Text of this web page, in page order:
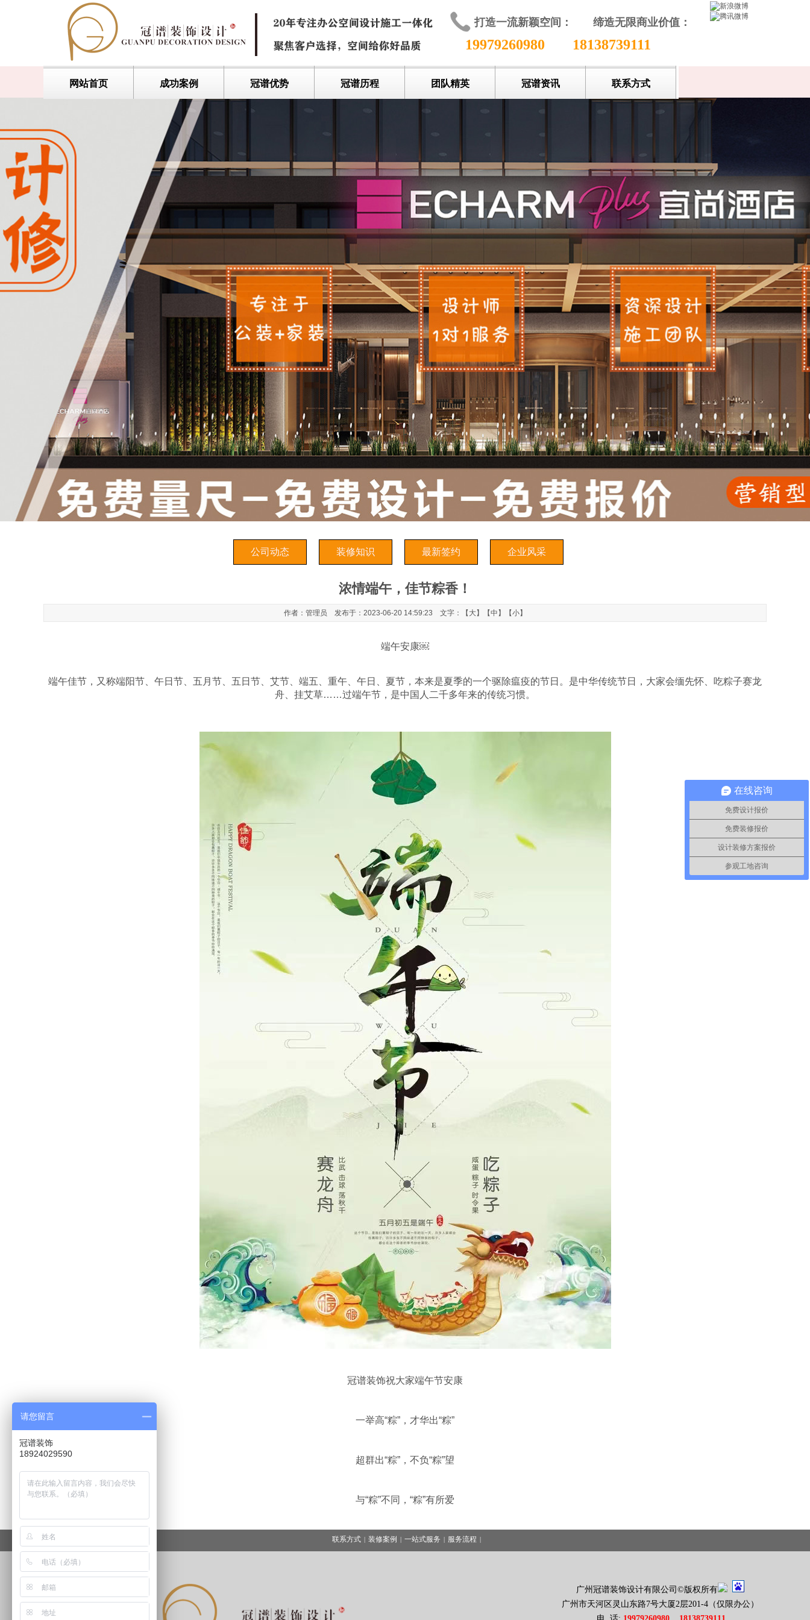
打造一流新颖空间： 缔造无限商业价值 ：
19979260980 18138739111
网站首页 成功案例 冠谱优势 冠谱历程 团队精英 冠谱资讯 联系方式
公司动态 装修知识 最新签约 企业风采
浓情端午，佳节粽香！
作者：管理员 发布于：2023-06-20 14:59:23 文字：【 大】【中 】【小】
端午安康￼
端午佳节，又称端阳节、午日节、五月节、五日节、艾节、端五、重午、午日、夏节，本来是夏季的一个驱除瘟疫的节日。是中华传统节日，大家会缅先怀、吃粽子赛龙
舟、挂艾草……过端午节，是中国人二千多年来的传统习惯。
冠谱装饰祝大家端午节安康
一举高“粽”，才华出“粽”
超群出“粽”，不负“粽”望
与“粽”不同，“粽”有所爱
广州冠谱装饰设计有限公司 ©版权所有
广州市天河区灵山东路7号大厦2层201-4（仅限办公）
联系方式 | 装修案例 | 一站式服务 | 服务流程 |
在线咨询
免费设计报价
免费装修报价
设计装修方案报价
参观工地咨询
请您留言
冠谱装饰
18924029590